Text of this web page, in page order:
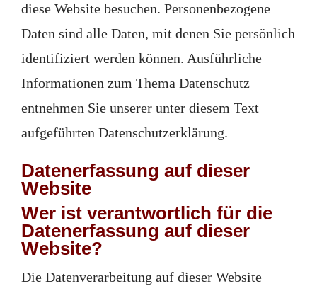
diese Website besuchen. Personenbezogene
Daten sind alle Daten, mit denen Sie persönlich
identifiziert werden können. Ausführliche
Informationen zum Thema Datenschutz
entnehmen Sie unserer unter diesem Text
aufgeführten Datenschutzerklärung.
Datenerfassung auf dieser
Website
Wer ist verantwortlich für die
Datenerfassung auf dieser
Website?
Die Datenverarbeitung auf dieser Website